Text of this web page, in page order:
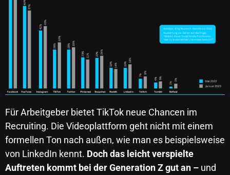
Für Arbeitgeber bietet TikTok neue Chancen im
Recruiting. Die Videoplattform geht nicht mit einem
formellen Ton nach außen, wie man es beispielsweise
von LinkedIn kennt. Doch das leicht verspielte
Auftreten kommt bei der Generation Z gut an – und